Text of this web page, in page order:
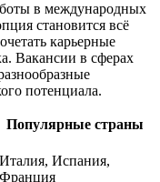
в международных
становится всё
карьерные
Вакансии в сферах
потенциала.
Популярные страны
Италия, Испания,
Франция